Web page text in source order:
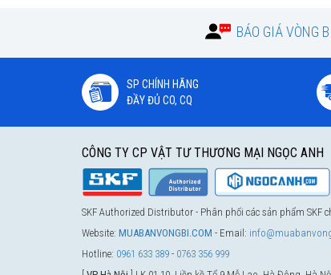
BÁO GIÁ VÒNG
SP CHÍNH HÃNG
ĐẦY ĐỦ CO, CQ
CÔNG TY CP VẬT TƯ THƯƠNG MẠI NGỌC ANH
SKF Authorized Distributor - Phân phối các sản phẩm SKF
Website: MUABANVONGBI.COM - Email:
Hotline: 0961 633 389 - 0763 356 999